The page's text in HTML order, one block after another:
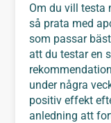
Om du vill testa
så prata med
som passar
att du testar en
under några
positiv effekt
anledning att